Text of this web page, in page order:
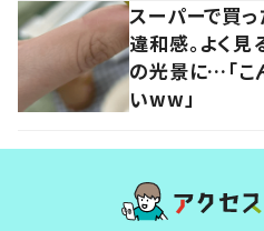
スーパーで買っ
違和感。よく見
の光景に…「こ
いww」